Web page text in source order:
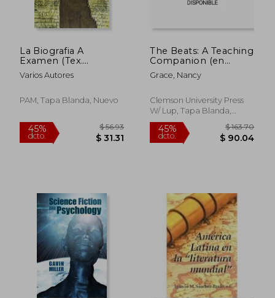
dcto. $ 122.63 dcto.
La Biografia A
Examen (Tex.
Estudios Cultura Cata)
Varios Autores
PAM, Tapa Blanda, Nuevo
The Beats: A Teaching
Companion (en
Inglés)
Grace, Nancy
Clemson University Press
W/ Lup, Tapa Blanda,
Nuevo